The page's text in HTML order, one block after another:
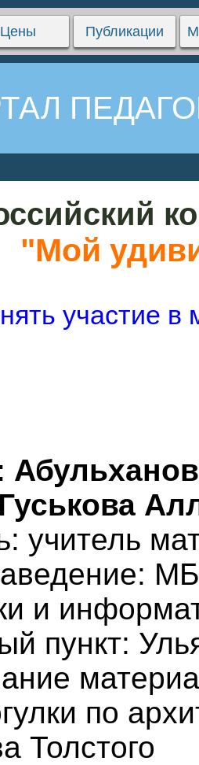
Цены Публикации
"Мой
участие
учитель
и
пункт:
по
Толстого